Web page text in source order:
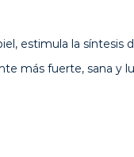
estimula la síntesis
más fuerte, sana y